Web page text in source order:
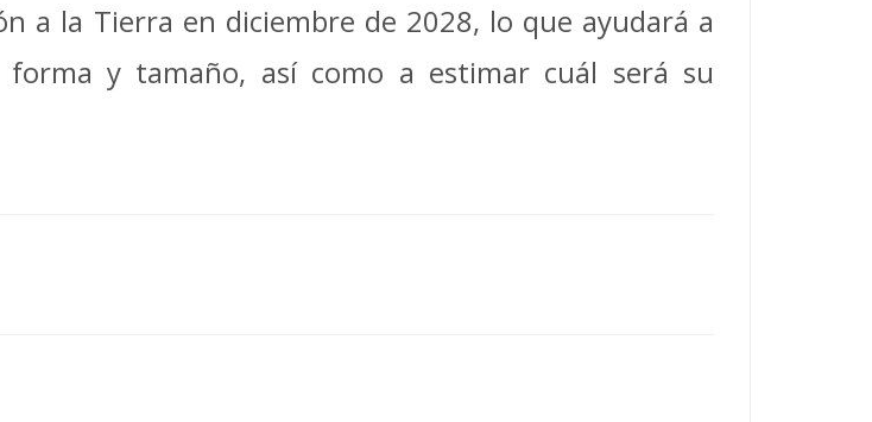
a la Tierra en diciembre de 2028, lo que ayudará a
y tamaño, así como a estimar cuál será su